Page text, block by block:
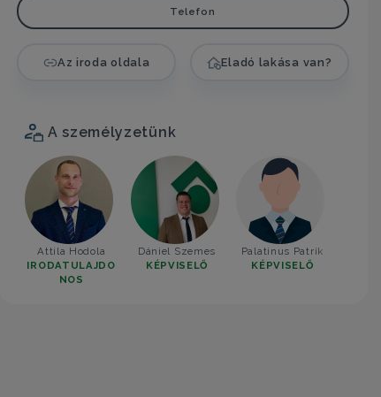
Telefon
Az iroda oldala Eladó lakása van?
A személyzetünk
Attila Hodola
IRODATULAJDO
NOS
Dániel Szemes
KÉPVISELŐ
Palatinus Patrik
KÉPVISELŐ